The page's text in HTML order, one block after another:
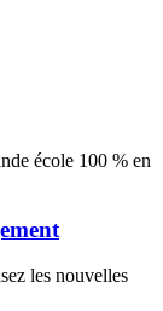
école 100 % en
les nouvelles